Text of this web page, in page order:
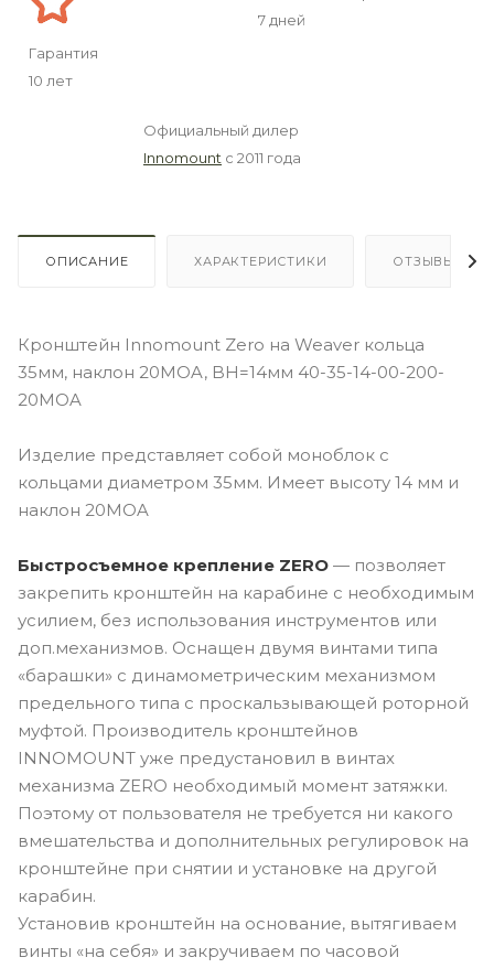
Гарантия
10 лет
7 дней
Официальный дилер
Innomount с 2011 года
ОПИСАНИЕ ХАРАКТЕРИСТИКИ ОТЗЫВЫ
Кронштейн Innomount Zero на Weaver кольца
35мм, наклон 20MOA, BH=14мм 40-35-14-00-200-
20MOA
Изделие представляет собой моноблок с
кольцами диаметром 35мм. Имеет высоту 14 мм и
наклон 20MOA
Быстросъемное крепление ZERO — позволяет
закрепить кронштейн на карабине с необходимым
усилием, без использования инструментов или
доп.механизмов. Оснащен двумя винтами типа
«барашки» с динамометрическим механизмом
предельного типа с проскальзывающей роторной
муфтой. Производитель кронштейнов
INNOMOUNT уже предустановил в винтах
механизма ZERO необходимый момент затяжки.
Поэтому от пользователя не требуется ни какого
вмешательства и дополнительных регулировок на
кронштейне при снятии и установке на другой
карабин.
Установив кронштейн на основание, вытягиваем
винты «на себя» и закручиваем по часовой